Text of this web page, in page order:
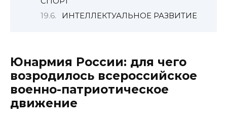
ИНТЕЛЛЕКТУАЛЬНОЕ РАЗВИТИЕ
Юнармия России: для чего
возродилось всероссийское
военно-патриотическое
движение